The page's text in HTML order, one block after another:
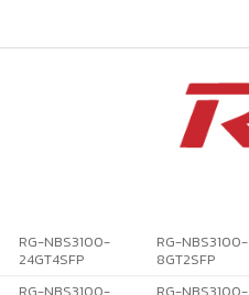
RG-NBS3100-
24GT4SFP
RG-NBS3100-
8GT2SFP